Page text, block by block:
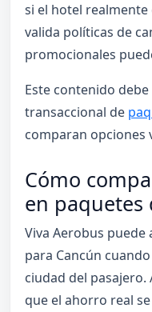
si el hotel
valida políticas de
promocionales
Este contenido
transaccional de
comparan opciones
Cómo
en paquetes
Viva Aerobus
para Cancún
ciudad del pasajero.
que el ahorro real